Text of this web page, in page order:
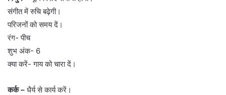
संगीत में रुचि बढ़ेगी।
परिजनों को समय दें।
रंग- पीच
शुभ अंक- 6
क्या करें- गाय को चारा दें।
कर्क – धैर्य से कार्य करें।